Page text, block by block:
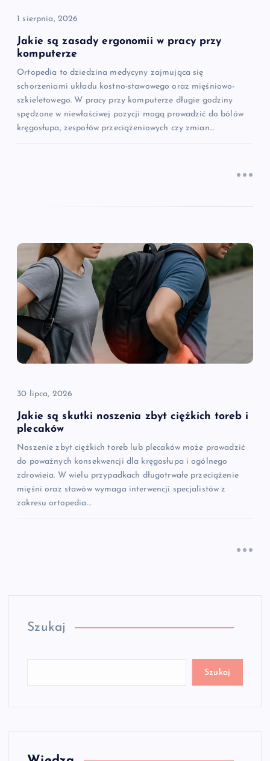
s
u
1 sierpnia, 2026
Jakie są zasady ergonomii w pracy przy
komputerze
Ortopedia to dziedzina medycyny zajmująca się
schorzeniami układu kostno-stawowego oraz mięśniowo-
szkieletowego. W pracy przy komputerze długie godziny
spędzone w niewłaściwej pozycji mogą prowadzić do bólów
kręgosłupa, zespołów przeciążeniowych czy zmian…
30 lipca, 2026
Jakie są skutki noszenia zbyt ciężkich toreb i
plecaków
Noszenie zbyt ciężkich toreb lub plecaków może prowadzić
do poważnych konsekwencji dla kręgosłupa i ogólnego
zdrowieia. W wielu przypadkach długotrwałe przeciążenie
mięśni oraz stawów wymaga interwencji specjalistów z
zakresu ortopedia…
Szukaj
Szukaj